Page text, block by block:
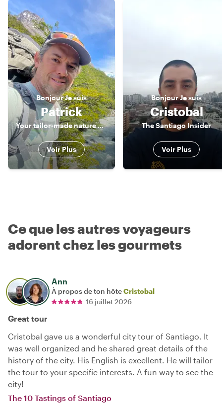
BonjourJe suis
Patrick
Your tailor-made nature guide
Voir Plus
BonjourJe suis
Cristobal
The Santiago Insider
Voir Plus
Ce que les autres voyageurs
adorent chez les gourmets
Ann
À propos de ton hôteCristobal
16 juillet 2026
Great tour
Cristobal gave us a wonderful city tour of Santiago. It
was well organized and he shared great details of the
history of the city. His English is excellent. He will tailor
the tour to your specific interests. A fun way to see the
city!
The 10 Tastings of Santiago